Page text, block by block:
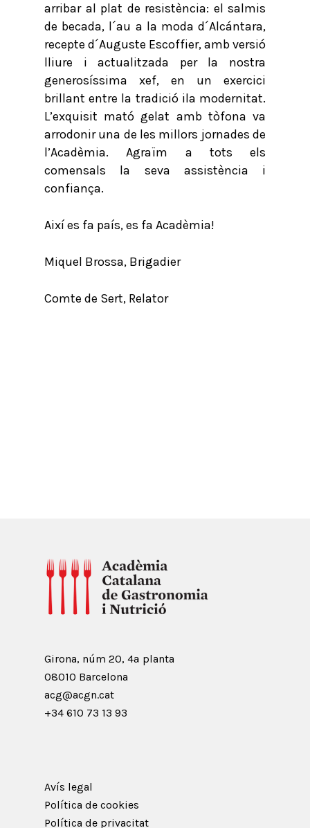
arribar al plat de resistència: el salmis
de becada, l´au a la moda d´Alcántara,
recepte d´Auguste Escoffier, amb versió
lliure i actualitzada per la nostra
generosíssima xef, en un exercici
brillant entre la tradició ila modernitat.
L’exquisit mató gelat amb tòfona va
arrodonir una de les millors jornades de
l’Acadèmia. Agraïm a tots els
comensals la seva assistència i
confiança.
Així es fa país, es fa Acadèmia!
Miquel Brossa, Brigadier
Comte de Sert, Relator
Girona, núm 20, 4ª planta
08010 Barcelona
acg@acgn.cat
+34 610 73 13 93
Avís legal
Política de cookies
Política de privacitat